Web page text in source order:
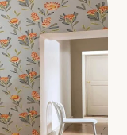
ت:
تركيب
بديل
الرخام